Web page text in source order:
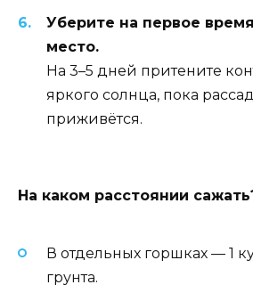
Уберите на первое
место.
На 3–5 дней притените
яркого солнца, пока
приживётся.
На каком расстоянии
В отдельных горшках — 1
грунта.